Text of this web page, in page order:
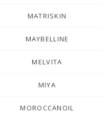
MATRISKIN
MAYBELLINE
MELVITA
MIYA
MOROCCANOIL